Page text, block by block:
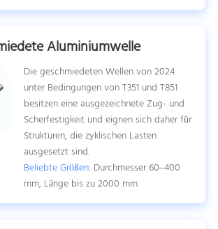
Aluminiumwelle
Die geschmiedeten Wellen von 2024
unter Bedingungen von T351 und T851
besitzen eine ausgezeichnete Zug- und
Scherfestigkeit und eignen sich daher für
Strukturen, die zyklischen Lasten
ausgesetzt sind.
Beliebte Größen: Durchmesser 60–400
mm, Länge bis zu 2000 mm.